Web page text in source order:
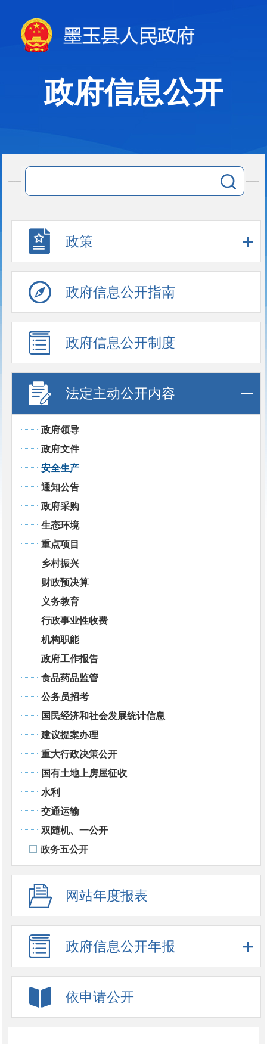
政府信息公开
政策
政府信息公开指南
政府信息公开制度
法定主动公开内容
政府领导
政府文件
安全生产
通知公告
政府采购
生态环境
重点项目
乡村振兴
财政预决算
义务教育
行政事业性收费
机构职能
政府工作报告
食品药品监管
公务员招考
国民经济和社会发展统计信息
建议提案办理
重大行政决策公开
国有土地上房屋征收
水利
交通运输
双随机、一公开
政务五公开
网站年度报表
政府信息公开年报
依申请公开